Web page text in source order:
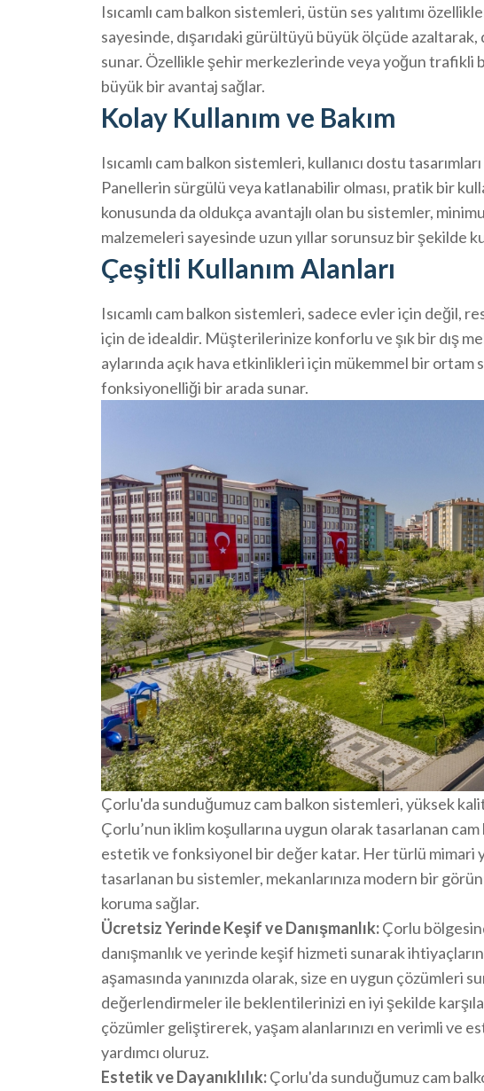
Isıcamlı cam balkon sistemleri, üstün ses yalıtımı
sayesinde, dışarıdaki gürültüyü büyük ölçüde azaltarak,
sunar. Özellikle şehir merkezlerinde veya yoğun trafikli
büyük bir avantaj sağlar.
Kolay Kullanım ve Bakım
Isıcamlı cam balkon sistemleri, kullanıcı dostu
Panellerin sürgülü veya katlanabilir olması, pratik bir
konusunda da oldukça avantajlı olan bu sistemler,
malzemeleri sayesinde uzun yıllar sorunsuz bir şekilde
Çeşitli Kullanım Alanları
Isıcamlı cam balkon sistemleri, sadece evler için değil,
için de idealdir. Müşterilerinize konforlu ve şık bir dış
aylarında açık hava etkinlikleri için mükemmel bir
fonksiyonelliği bir arada sunar.
Çorlu'da sunduğumuz cam balkon sistemleri, yüksek
Çorlu’nun iklim koşullarına uygun olarak tasarlanan
estetik ve fonksiyonel bir değer katar. Her türlü mimari
tasarlanan bu sistemler, mekanlarınıza modern bir
koruma sağlar.
Ücretsiz Yerinde Keşif ve Danışmanlık:Çorlu
danışmanlık ve yerinde keşif hizmeti sunarak
aşamasında yanınızda olarak, size en uygun çözümleri
değerlendirmeler ile beklentilerinizi en iyi şekilde
çözümler geliştirerek, yaşam alanlarınızı en verimli ve
yardımcı oluruz.
Estetik ve Dayanıklılık:Çorlu'da sunduğumuz cam